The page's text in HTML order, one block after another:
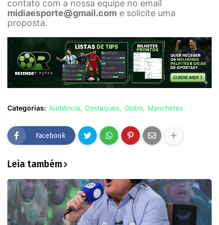
contato com a nossa equipe no email
midiaesporte@gmail.com e solicite uma
proposta.
Categorias: Audiência Destaques Globo Manchetes
Facebook
Leia também